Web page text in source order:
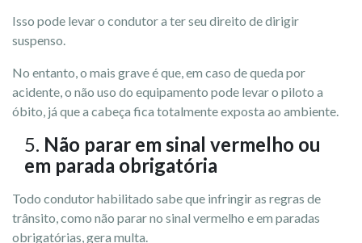
Isso pode levar o condutor a ter seu direito de dirigir
suspenso.
No entanto, o mais grave é que, em caso de queda por
acidente, o não uso do equipamento pode levar o piloto a
óbito, já que a cabeça fica totalmente exposta ao ambiente.
5. Não parar em sinal vermelho ou
em parada obrigatória
Todo condutor habilitado sabe que infringir as regras de
trânsito, como não parar no sinal vermelho e em paradas
obrigatórias, gera multa.